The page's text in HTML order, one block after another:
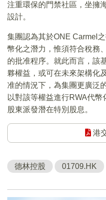
注重環保的門禁社區，坐擁
設計。
集團認為其於ONE Carmel
幣化之潛力，惟須符合稅務
的批准程序。就此而言，該
夥權益，或可在未來架構化
准的情況下，為集團更廣泛
以對該等權益進行RWA代
股東派發潛在特別股息。
港
德林控股 01709.HK